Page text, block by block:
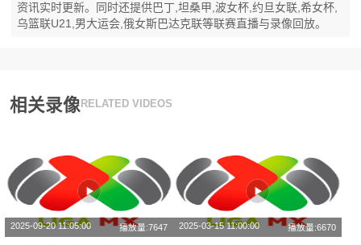
资讯实时更新。同时还提供巴丁,坦桑甲,波女杯,约旦女联,希女杯,
乌篮联U21,男大运会,俄女斯巴达克联等联赛直播与录像回放。
相关录像 RELATED VIDEOS
2025-09-20 11:05:00 播放量:7647 2025-03-15 11:00:00 播放量:6670